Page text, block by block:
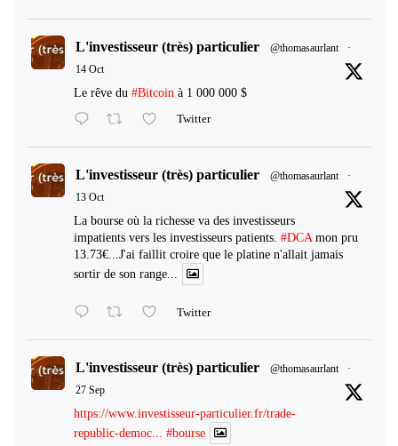
L'investisseur (très) particulier @thomasaurlant
·
14 Oct
Le rêve du #Bitcoin à 1 000 000 $
Twitter
L'investisseur (très) particulier @thomasaurlant
·
13 Oct
La bourse où la richesse va des investisseurs
impatients vers les investisseurs patients. #DCA mon pru
13.73€...J'ai faillit croire que le platine n'allait jamais
sortir de son range...
Twitter
L'investisseur (très) particulier @thomasaurlant
·
27 Sep
https://www.investisseur-particulier.fr/trade-
republic-democ... #bourse